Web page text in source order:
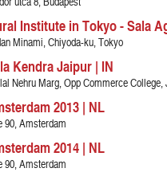
Institute in Tokyo - Sala
Minami, Chiyoda-ku, Tokyo
Kendra Jaipur | IN
Nehru Marg, Opp Commerce
2013 | NL
90, Amsterdam
2014 | NL
90, Amsterdam